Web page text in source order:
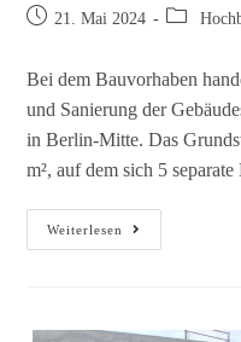
21. Mai 2024
Bei dem Bauvorhaben
und Sanierung der
in Berlin-Mitte. Das
m², auf dem sich 5
Weiterlesen